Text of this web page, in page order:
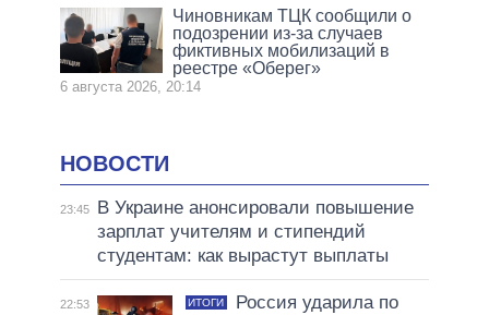
Чиновникам ТЦК сообщили о
подозрении из-за случаев
фиктивных мобилизаций в
реестре «Оберег»
6 августа 2026, 20:14
НОВОСТИ
23:45
В Украине анонсировали повышение
зарплат учителям и стипендий
студентам: как вырастут выплаты
22:53 ИТОГИ
Россия ударила по